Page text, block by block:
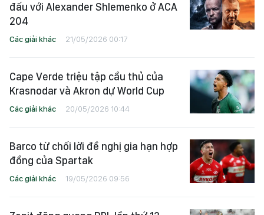
đấu với Alexander Shlemenko ở ACA
204
Các giải khác 21/05/2026 00:17
Cape Verde triệu tập cầu thủ của
Krasnodar và Akron dự World Cup
Các giải khác 20/05/2026 10:44
Barco từ chối lời đề nghị gia hạn hợp
đồng của Spartak
Các giải khác 19/05/2026 09:56